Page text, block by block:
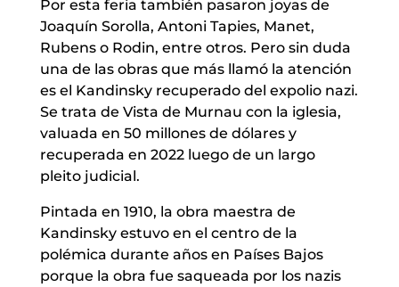
Por esta feria también pasaron joyas de
Joaquín Sorolla, Antoni Tapies, Manet,
Rubens o Rodin, entre otros. Pero sin duda
una de las obras que más llamó la atención
es el Kandinsky recuperado del expolio nazi.
Se trata de Vista de Murnau con la iglesia,
valuada en 50 millones de dólares y
recuperada en 2022 luego de un largo
pleito judicial.
Pintada en 1910, la obra maestra de
Kandinsky estuvo en el centro de la
polémica durante años en Países Bajos
porque la obra fue saqueada por los nazis